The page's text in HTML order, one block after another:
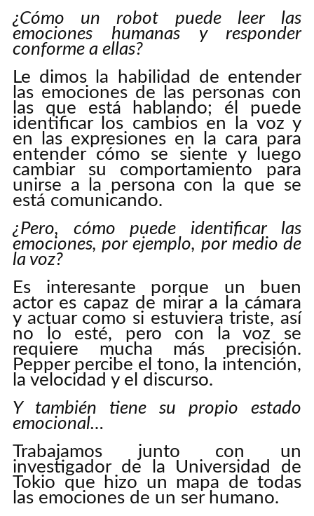
¿Cómo un robot puede leer las
emociones humanas y responder
conforme a ellas?
Le dimos la habilidad de entender
las emociones de las personas con
las que está hablando; él puede
identificar los cambios en la voz y
en las expresiones en la cara para
entender cómo se siente y luego
cambiar su comportamiento para
unirse a la persona con la que se
está comunicando.
¿Pero, cómo puede identificar las
emociones, por ejemplo, por medio de
la voz?
Es interesante porque un buen
actor es capaz de mirar a la cámara
y actuar como si estuviera triste, así
no lo esté, pero con la voz se
requiere mucha más precisión.
Pepper percibe el tono, la intención,
la velocidad y el discurso.
Y también tiene su propio estado
emocional…
Trabajamos junto con un
investigador de la Universidad de
Tokio que hizo un mapa de todas
las emociones de un ser humano.